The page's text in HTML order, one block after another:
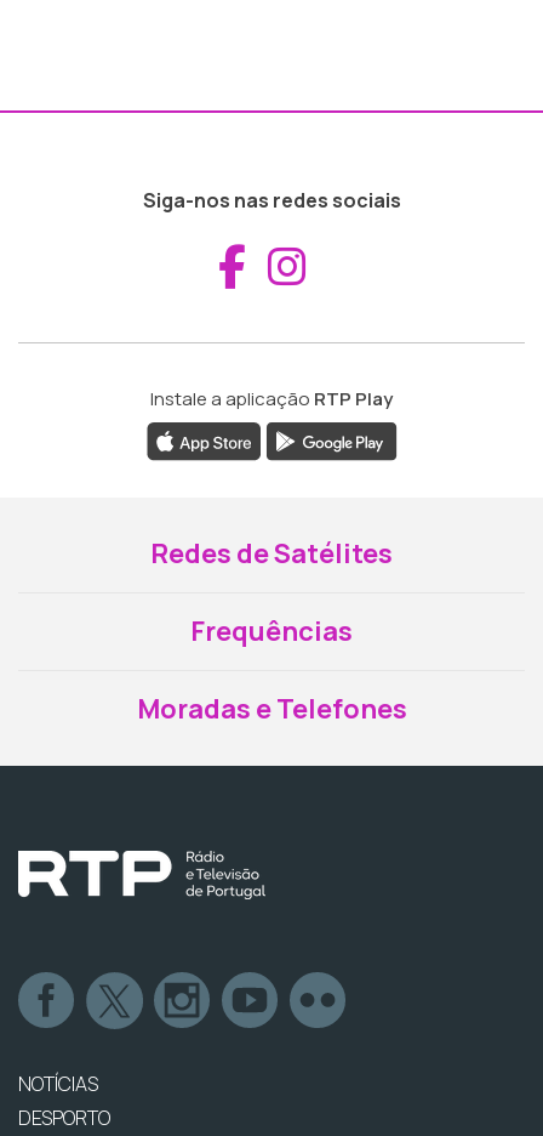
Siga-nos nas redes sociais
Aceder ao
Instale a aplicação RTP Play
Redes de Satélites
Frequências
Moradas e Telefones
NOTÍCIAS
DESPORTO